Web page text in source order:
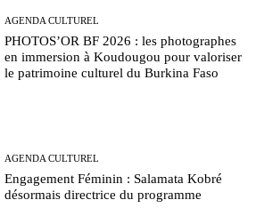
AGENDA CULTUREL
PHOTOS’OR BF 2026 : les photographes
en immersion à Koudougou pour valoriser
le patrimoine culturel du Burkina Faso
AGENDA CULTUREL
Engagement Féminin : Salamata Kobré
désormais directrice du programme